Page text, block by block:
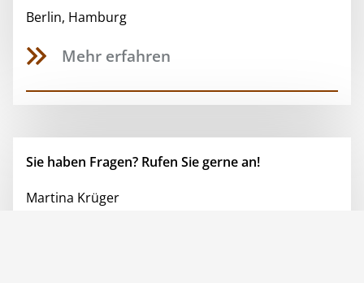
Berlin, Hamburg
Mehr erfahren
Sie haben Fragen? Rufen Sie gerne an!
Martina Krüger